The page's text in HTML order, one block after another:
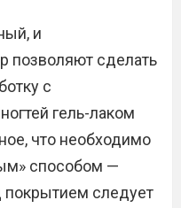
и
позволяют сделать
с
гель-лаком
что необходимо
способом —
покрытием следует